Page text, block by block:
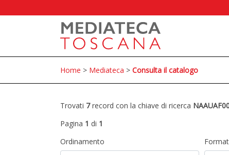
Home > Mediateca > Consulta il catalogo
Trovati 7record con la chiave di ricerca
Pagina 1 di 1
Ordinamento